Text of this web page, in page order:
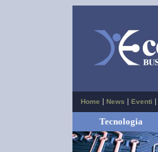
Home | News | Eventi |
Tecnologia